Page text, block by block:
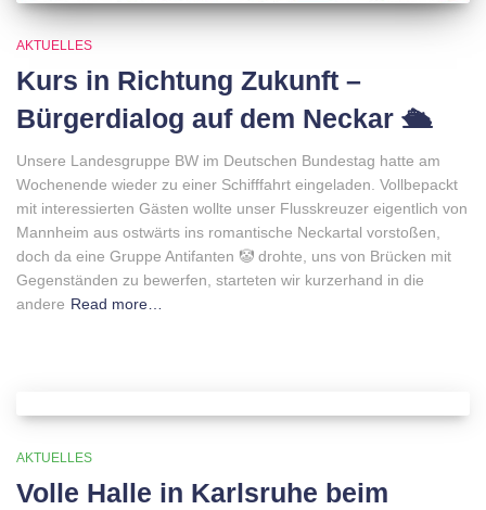
AKTUELLES
Kurs in Richtung Zukunft –
Bürgerdialog auf dem Neckar 🛳
Unsere Landesgruppe BW im Deutschen Bundestag hatte am
Wochenende wieder zu einer Schifffahrt eingeladen. Vollbepackt
mit interessierten Gästen wollte unser Flusskreuzer eigentlich von
Mannheim aus ostwärts ins romantische Neckartal vorstoßen,
doch da eine Gruppe Antifanten 🤡 drohte, uns von Brücken mit
Gegenständen zu bewerfen, starteten wir kurzerhand in die
andere Read more…
AKTUELLES
Volle Halle in Karlsruhe beim